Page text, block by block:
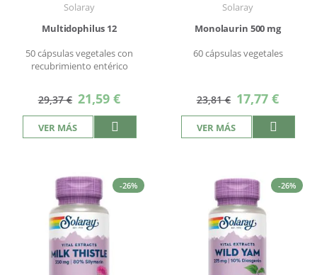
Solaray
Multidophilus 12
50 cápsulas vegetales con
recubrimiento entérico
29,37 € Precio
especial
21,59 €
VER MÁS
Solaray
Monolaurin 500 mg
60 cápsulas vegetales
23,81 € Precio
especial
17,77 €
VER MÁS
-26% -26%